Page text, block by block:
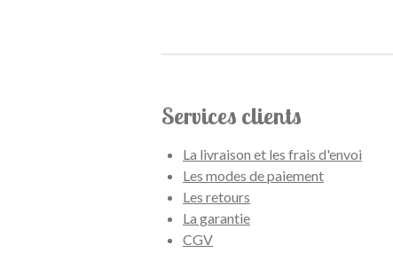
Services clients
La livraison et les frais d'envoi
Les modes de paiement
Les retours
La garantie
CGV